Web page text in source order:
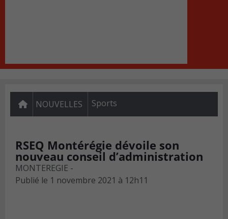
NOUVELLES Sports
RSEQ Montérégie dévoile son
nouveau conseil d’administration
MONTEREGIE -
Publié le 1 novembre 2021 à 12h11